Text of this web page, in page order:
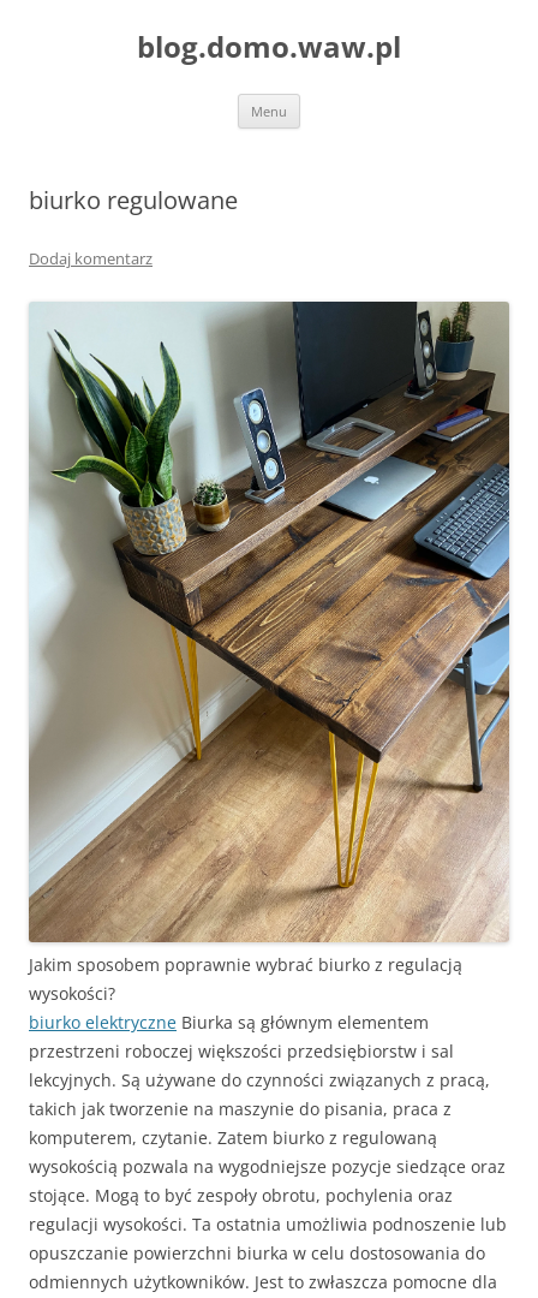
blog.domo.waw.pl
Menu
biurko regulowane
Dodaj komentarz
Jakim sposobem poprawnie wybrać biurko z regulacją
wysokości?
biurko elektryczne Biurka są głównym elementem
przestrzeni roboczej większości przedsiębiorstw i sal
lekcyjnych. Są używane do czynności związanych z pracą,
takich jak tworzenie na maszynie do pisania, praca z
komputerem, czytanie. Zatem biurko z regulowaną
wysokością pozwala na wygodniejsze pozycje siedzące oraz
stojące. Mogą to być zespoły obrotu, pochylenia oraz
regulacji wysokości. Ta ostatnia umożliwia podnoszenie lub
opuszczanie powierzchni biurka w celu dostosowania do
odmiennych użytkowników. Jest to zwłaszcza pomocne dla